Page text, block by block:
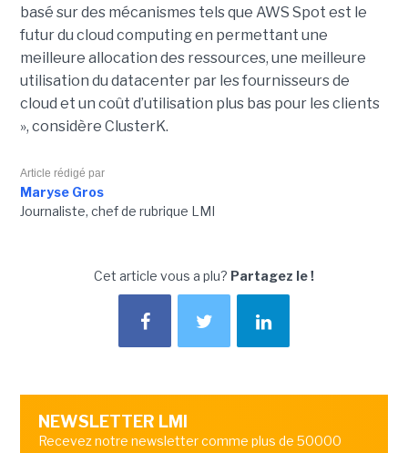
basé sur des mécanismes tels que AWS Spot est le
futur du cloud computing en permettant une
meilleure allocation des ressources, une meilleure
utilisation du datacenter par les fournisseurs de
cloud et un coût d’utilisation plus bas pour les clients
», considère ClusterK.
Article rédigé par
Maryse Gros
Journaliste, chef de rubrique LMI
Cet article vous a plu? Partagez le !
NEWSLETTER LMI
Recevez notre newsletter comme plus de 50000